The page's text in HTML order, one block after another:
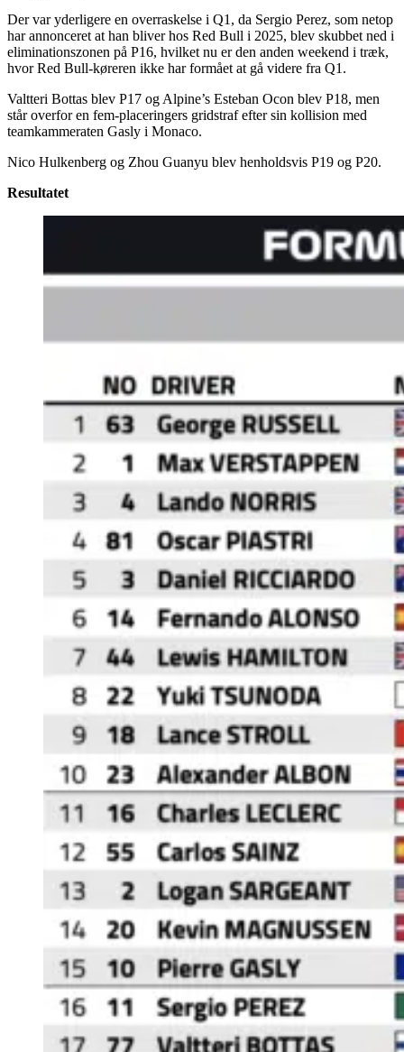
Der var yderligere en overraskelse i Q1, da Sergio Perez, som netop
har annonceret at han bliver hos Red Bull i 2025, blev skubbet ned i
eliminationszonen på P16, hvilket nu er den anden weekend i træk,
hvor Red Bull-køreren ikke har formået at gå videre fra Q1.
Valtteri Bottas blev P17 og Alpine’s Esteban Ocon blev P18, men
står overfor en fem-placeringers gridstraf efter sin kollision med
teamkammeraten Gasly i Monaco.
Nico Hulkenberg og Zhou Guanyu blev henholdsvis P19 og P20.
Resultatet